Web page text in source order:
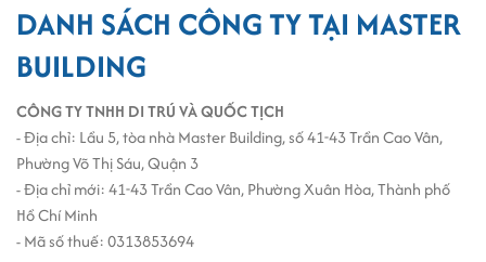
DANH SÁCH CÔNG TY TẠI MASTER
BUILDING
CÔNG TY TNHH DI TRÚ VÀ QUỐC TỊCH
- Địa chỉ: Lầu 5, tòa nhà Master Building, số 41-43 Trần Cao Vân,
Phường Võ Thị Sáu, Quận 3
- Địa chỉ mới: 41-43 Trần Cao Vân, Phường Xuân Hòa, Thành phố
Hồ Chí Minh
- Mã số thuế: 0313853694